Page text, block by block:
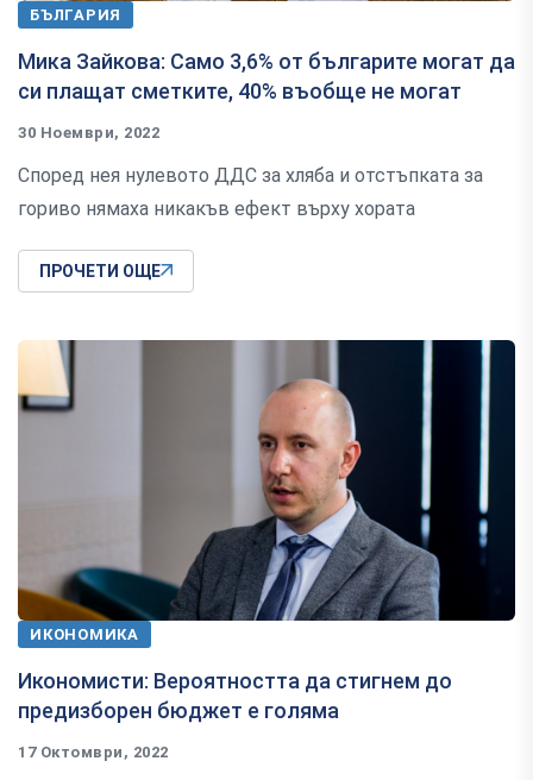
БЪЛГАРИЯ
Мика Зайкова: Само 3,6% от българите могат да
си плащат сметките, 40% въобще не могат
30 Ноември, 2022
Според нея нулевото ДДС за хляба и отстъпката за
гориво нямаха никакъв ефект върху хората
ПРОЧЕТИ ОЩЕ
ИКОНОМИКА
Икономисти: Вероятността да стигнем до
предизборен бюджет е голяма
17 Октомври, 2022